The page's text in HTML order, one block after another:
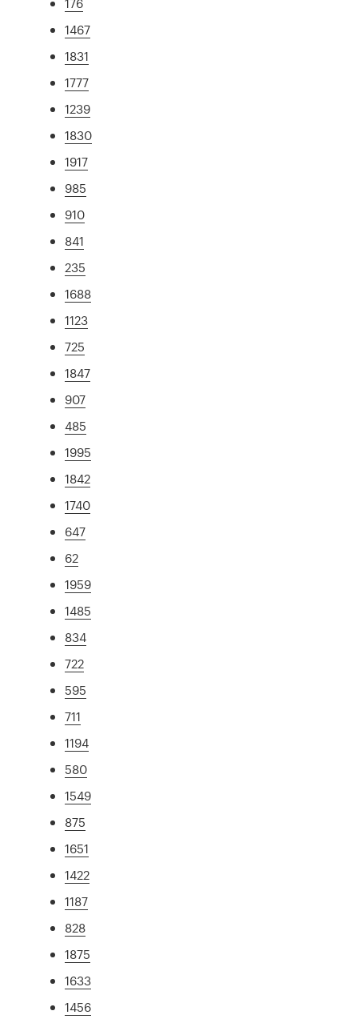
1467
1831
1777
1239
1830
1917
985
910
841
235
1688
1123
725
1847
907
485
1995
1842
1740
647
62
1959
1485
834
722
595
711
1194
580
1549
875
1651
1422
1187
828
1875
1633
1456